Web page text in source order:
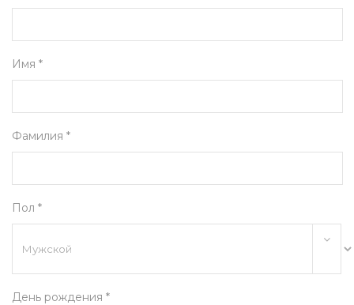
Имя *
Фамилия *
Пол *
День рождения *